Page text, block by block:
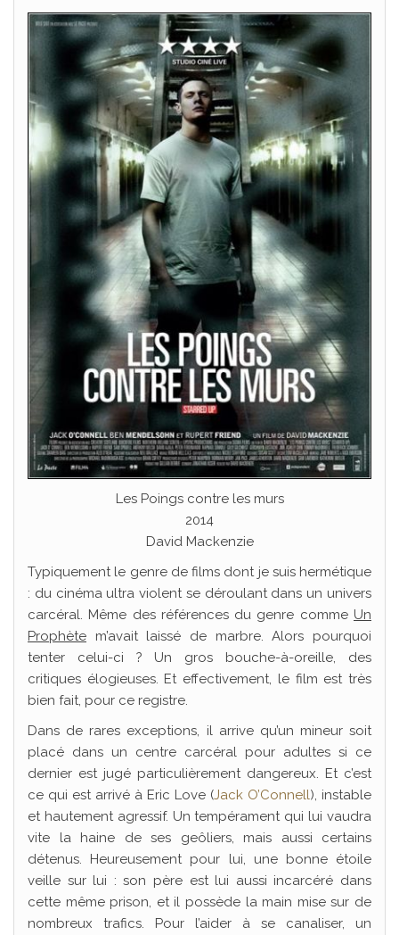
Les Poings contre les murs
2014
David Mackenzie
Typiquement le genre de films dont je suis hermétique
: du cinéma ultra violent se déroulant dans un univers
carcéral. Même des références du genre comme Un
Prophète m’avait laissé de marbre. Alors pourquoi
tenter celui-ci ? Un gros bouche-à-oreille, des
critiques élogieuses. Et effectivement, le film est très
bien fait, pour ce registre.
Dans de rares exceptions, il arrive qu’un mineur soit
placé dans un centre carcéral pour adultes si ce
dernier est jugé particulièrement dangereux. Et c’est
ce qui est arrivé à Eric Love (Jack O’Connell), instable
et hautement agressif. Un tempérament qui lui vaudra
vite la haine de ses geôliers, mais aussi certains
détenus. Heureusement pour lui, une bonne étoile
veille sur lui : son père est lui aussi incarcéré dans
cette même prison, et il possède la main mise sur de
nombreux trafics. Pour l’aider à se canaliser, un